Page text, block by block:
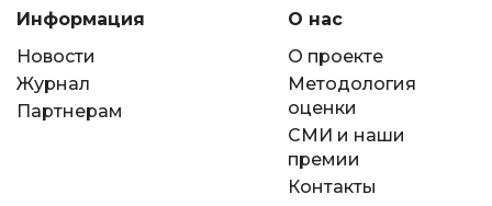
Информация
Новости
Журнал
Партнерам
О нас
О проекте
Методология
оценки
СМИ и наши
премии
Контакты